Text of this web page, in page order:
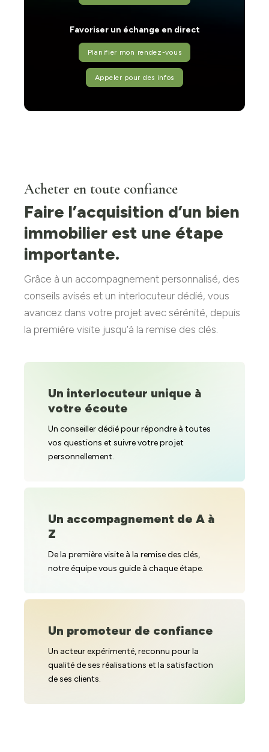
Favoriser un échange en direct
Planifier mon rendez-vous
Appeler pour des infos
Acheter en toute confiance
Faire l’acquisition d’un bien
immobilier est une étape
importante.
Grâce à un accompagnement personnalisé, des
conseils avisés et un interlocuteur dédié, vous
avancez dans votre projet avec sérénité, depuis
la première visite jusqu’à la remise des clés.
Un interlocuteur unique à
votre écoute
Un conseiller dédié pour répondre à toutes
vos questions et suivre votre projet
personnellement.
Un accompagnement de A à
Z
De la première visite à la remise des clés,
notre équipe vous guide à chaque étape.
Un promoteur de confiance
Un acteur expérimenté, reconnu pour la
qualité de ses réalisations et la satisfaction
de ses clients.